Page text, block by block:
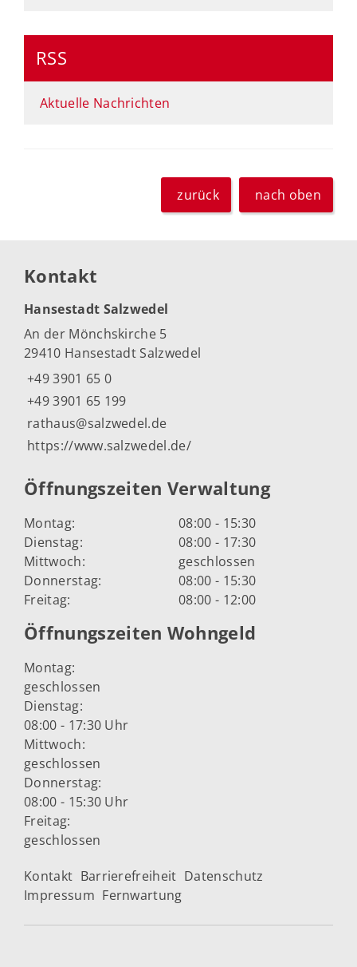
RSS
Aktuelle Nachrichten
zurück nach oben
Kontakt
Hansestadt Salzwedel
An der Mönchskirche 5
29410 Hansestadt Salzwedel
+49 3901 65 0
+49 3901 65 199
rathaus@salzwedel.de
https://www.salzwedel.de/
Öffnungszeiten Verwaltung
Montag:
08:00 - 15:30
Dienstag:
08:00 - 17:30
Mittwoch:
geschlossen
Donnerstag:
08:00 - 15:30
Freitag:
08:00 - 12:00
Öffnungszeiten Wohngeld
Montag:
geschlossen
Dienstag:
08:00 - 17:30 Uhr
Mittwoch:
geschlossen
Donnerstag:
08:00 - 15:30 Uhr
Freitag:
geschlossen
Kontakt Barrierefreiheit Datenschutz
Impressum Fernwartung